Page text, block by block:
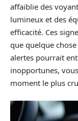
affaiblie des
lumineux et des
efficacité. Ces
que quelque
alertes pourrait
inopportunes,
moment le plus